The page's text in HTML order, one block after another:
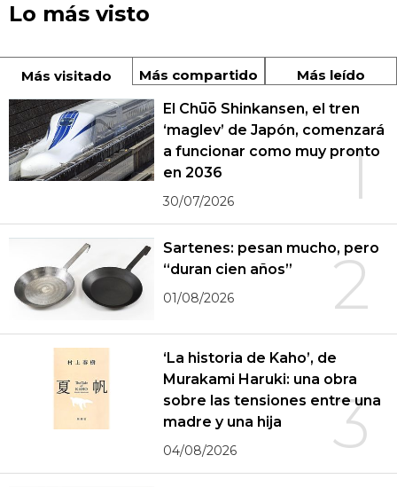
Lo más visto
Más visitado Más compartido Más leído
1
El Chūō Shinkansen, el tren
‘maglev’ de Japón, comenzará
a funcionar como muy pronto
en 2036
30/07/2026
2
Sartenes: pesan mucho, pero
“duran cien años”
01/08/2026
3
‘La historia de Kaho’, de
Murakami Haruki: una obra
sobre las tensiones entre una
madre y una hija
04/08/2026